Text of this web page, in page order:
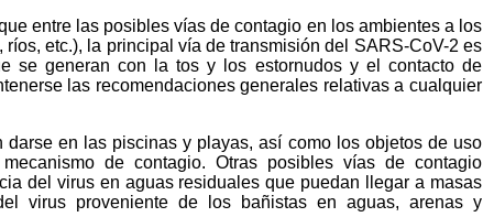
entre las posibles vías de contagio en los ambientes a los
etc.), la principal vía de transmisión del SARS-CoV-2 es
se generan con la tos y los estornudos y el contacto de
las recomendaciones generales relativas a cualquier
en las piscinas y playas, así como los objetos de uso
de contagio. Otras posibles vías de contagio
del virus en aguas residuales que puedan llegar a masas
virus proveniente de los bañistas en aguas, arenas y